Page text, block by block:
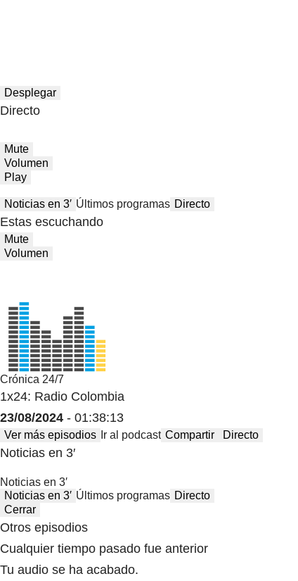
Desplegar
Directo
Mute
Volumen
Play
Noticias en 3′ Últimos programas Directo
Estas escuchando
Mute
Volumen
Crónica 24/7
1x24: Radio Colombia
23/08/2024 - 01:38:13
Ver más episodios Ir al podcast Compartir Directo
Noticias en 3′
Noticias en 3′
Noticias en 3′ Últimos programas Directo
Cerrar
Otros episodios
Cualquier tiempo pasado fue anterior
Tu audio se ha acabado.